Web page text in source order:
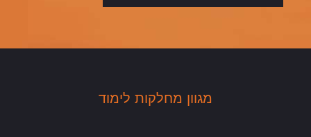
מגוון מחלקות לימוד